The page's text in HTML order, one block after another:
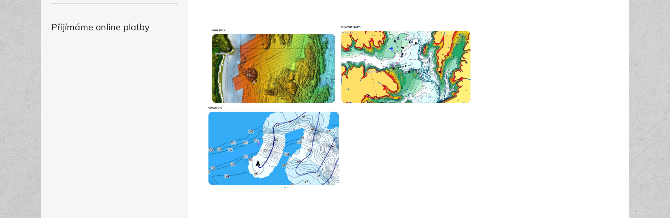
Přijímáme online platby